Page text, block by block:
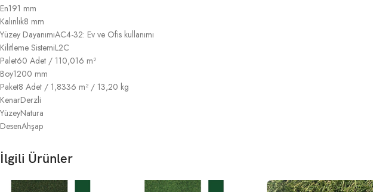
En191 mm
Kalınlık8 mm
Yüzey DayanımıAC4-32: Ev ve Ofis kullanımı
Kilitleme SistemiL2C
Palet60 Adet / 110,016 m²
Boy1200 mm
Paket8 Adet / 1,8336 m² / 13,20 kg
KenarDerzli
YüzeyNatura
DesenAhşap
İlgili Ürünler